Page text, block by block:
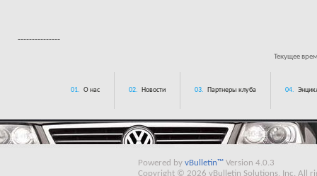
---------------
Текущее
01. О нас 02. Новости 03. Партнеры клуба 04.
Powered by vBulletin™ Version 4.0.3
Copyright © 2026 vBulletin Solutions, Inc. All